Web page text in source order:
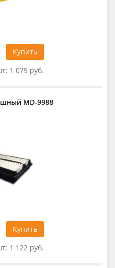
Купить
1 079 руб.
MD-9988
Купить
1 122 руб.